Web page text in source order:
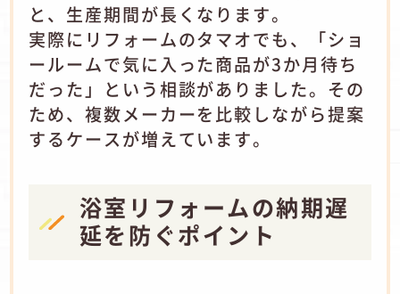
と、生産期間が長くなります。
実際にリフォームのタマオでも、「ショ
ールームで気に入った商品が3か月待ち
だった」という相談がありました。その
ため、複数メーカーを比較しながら提案
するケースが増えています。
浴室リフォームの納期遅
延を防ぐポイント